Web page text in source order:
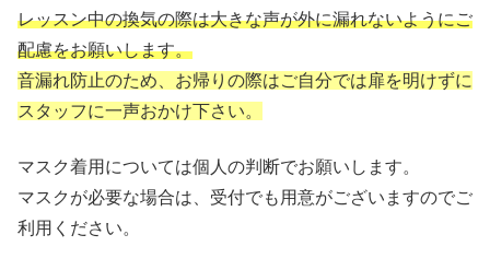
レッスン中の換気の際は大きな声が外に漏れないようにご
配慮をお願いします。
音漏れ防止のため、お帰りの際はご自分では扉を明けずに
スタッフに一声おかけ下さい。
マスク着用については個人の判断でお願いします。
マスクが必要な場合は、受付でも用意がございますのでご
利用ください。